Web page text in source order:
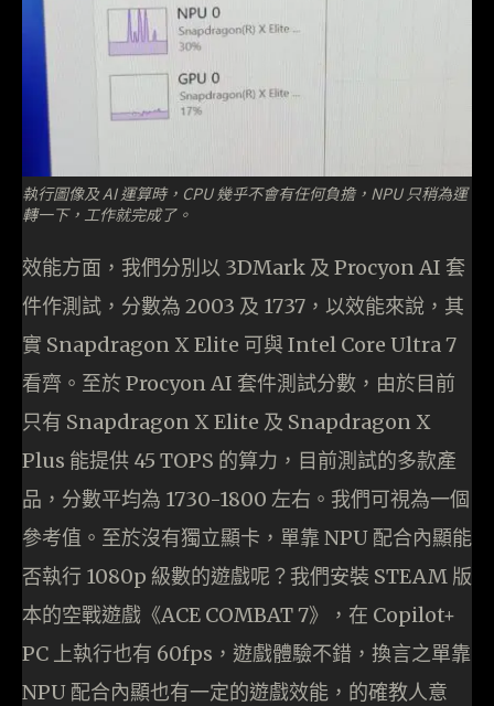
執行圖像及 AI 運算時，CPU 幾乎不會有任何負擔，NPU 只稍為運
轉一下，工作就完成了。
效能方面，我們分別以 3DMark 及 Procyon AI 套
件作測試，分數為 2003 及 1737，以效能來說，其
實 Snapdragon X Elite 可與 Intel Core Ultra 7
看齊。至於 Procyon AI 套件測試分數，由於目前
只有 Snapdragon X Elite 及 Snapdragon X
Plus 能提供 45 TOPS 的算力，目前測試的多款產
品，分數平均為 1730-1800 左右。我們可視為一個
參考值。至於沒有獨立顯卡，單靠 NPU 配合內顯能
否執行 1080p 級數的遊戲呢？我們安裝 STEAM 版
本的空戰遊戲《ACE COMBAT 7》，在 Copilot+
PC 上執行也有 60fps，遊戲體驗不錯，換言之單靠
NPU 配合內顯也有一定的遊戲效能，的確教人意